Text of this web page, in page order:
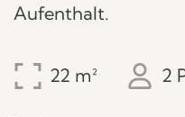
Aufenthalt.
22 2